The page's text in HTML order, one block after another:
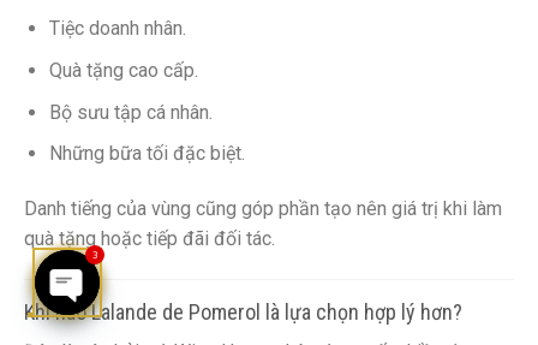
Tiệc doanh nhân.
Quà tặng cao cấp.
Bộ sưu tập cá nhân.
Những bữa tối đặc biệt.
Danh tiếng của vùng cũng góp phần tạo nên giá trị khi làm
quà tặng hoặc tiếp đãi đối tác.
Khi nào Lalande de Pomerol là lựa chọn hợp lý hơn?
OPEN
3